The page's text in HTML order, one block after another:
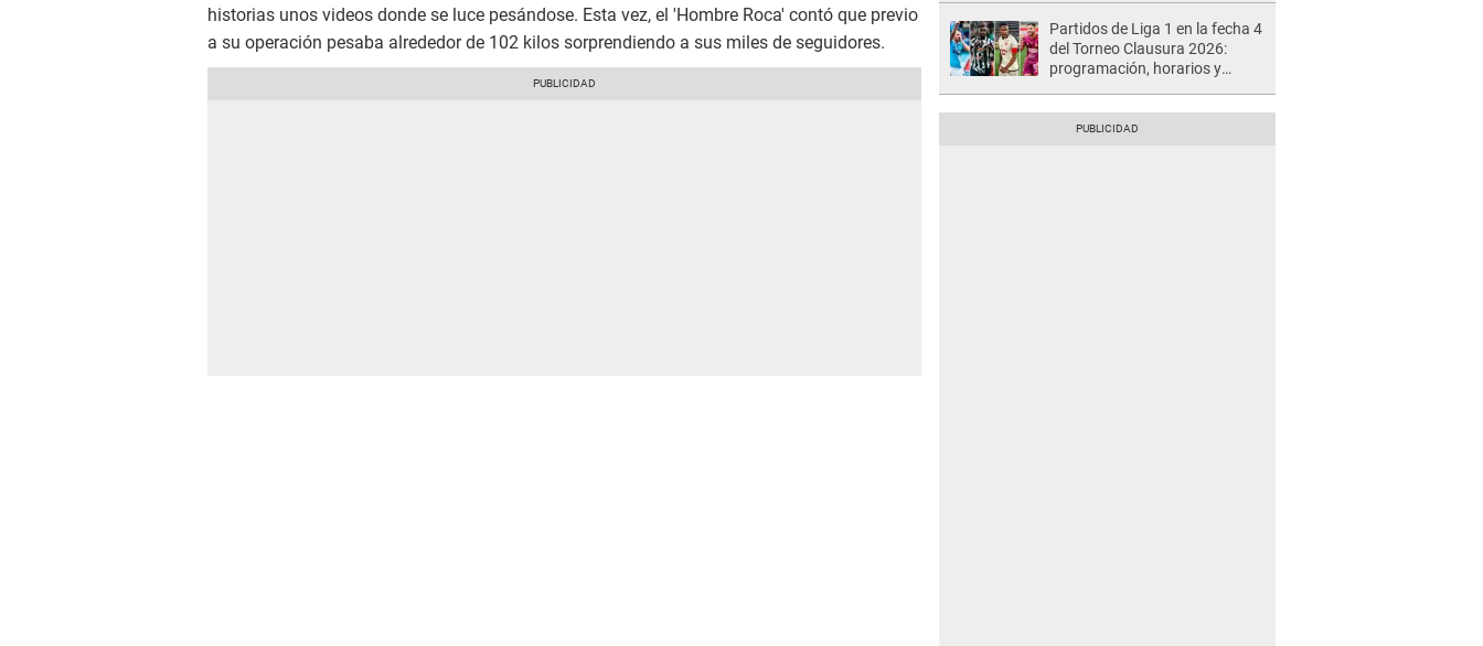
historias unos videos donde se luce pesándose. Esta vez, el 'Hombre Roca' contó que previo
a su operación pesaba alrededor de 102 kilos sorprendiendo a sus miles de seguidores.
Partidos de Liga 1 en la fecha 4
del Torneo Clausura 2026:
programación, horarios y